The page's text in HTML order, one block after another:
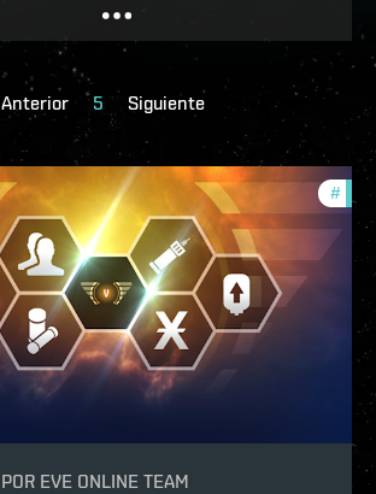
Anterior 5 Siguiente
#
POR EVE ONLINE TEAM